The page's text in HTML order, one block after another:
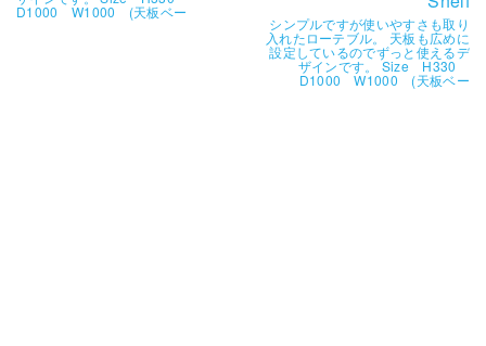
D1000 W1000 (天板ベー
シンプルですが使いやすさも取り
入れたローテブル。 天板も広めに
設定しているのでずっと使えるデ
ザインです。 Size H330
D1000 W1000 (天板ベー